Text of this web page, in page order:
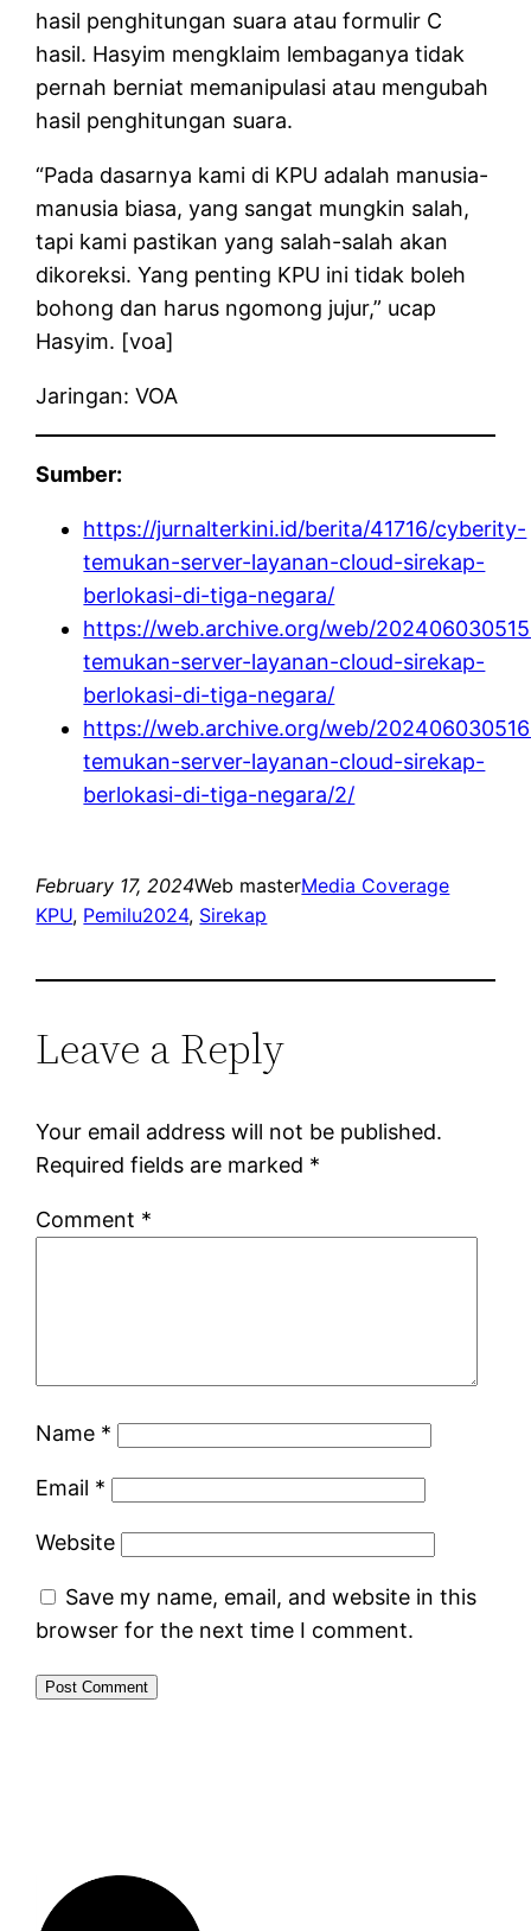
hasil penghitungan suara atau formulir C
hasil. Hasyim mengklaim lembaganya tidak
pernah berniat memanipulasi atau mengubah
hasil penghitungan suara.
“Pada dasarnya kami di KPU adalah manusia-
manusia biasa, yang sangat mungkin salah,
tapi kami pastikan yang salah-salah akan
dikoreksi. Yang penting KPU ini tidak boleh
bohong dan harus ngomong jujur,” ucap
Hasyim. [voa]
Jaringan: VOA
Sumber:
https://jurnalterkini.id/berita/41716/cyberity-
temukan-server-layanan-cloud-sirekap-
berlokasi-di-tiga-negara/
https://web.archive.org/web/
temukan-server-layanan-cloud-sirekap-
berlokasi-di-tiga-negara/
https://web.archive.org/web/
temukan-server-layanan-cloud-sirekap-
berlokasi-di-tiga-negara/2/
February 17, 2024Web masterMedia Coverage
KPU, Pemilu2024, Sirekap
Leave a Reply
Your email address will not be published.
Required fields are marked *
Comment *
Name *
Email *
Website
Save my name, email, and website in this
browser for the next time I comment.